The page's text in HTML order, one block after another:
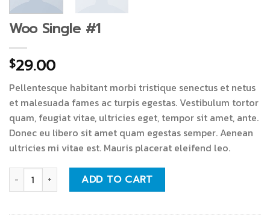
Woo Single #1
$29.00
Pellentesque habitant morbi tristique senectus et netus
et malesuada fames ac turpis egestas. Vestibulum tortor
quam, feugiat vitae, ultricies eget, tempor sit amet, ante.
Donec eu libero sit amet quam egestas semper. Aenean
ultricies mi vitae est. Mauris placerat eleifend leo.
Woo Single #1 quantityADD TO CART